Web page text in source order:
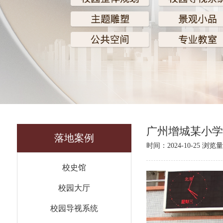
落地案例
校史馆
校园大厅
校园导视系统
广州增城某小学
时间：2024-10-25 浏览